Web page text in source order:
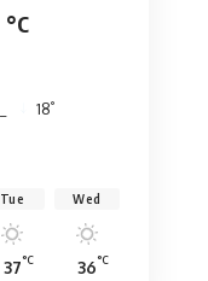
°C
18°
Tue
37°C
Wed
36°C